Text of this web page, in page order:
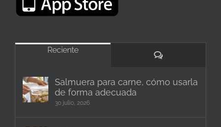
Reciente
Comentarios
Salmuera para carne, cómo usarla
de forma adecuada
30 julio, 2026